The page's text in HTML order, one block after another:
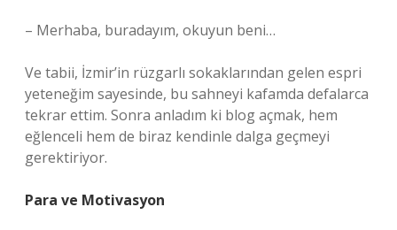
– Merhaba, buradayım, okuyun beni…
Ve tabii, İzmir’in rüzgarlı sokaklarından gelen espri
yeteneğim sayesinde, bu sahneyi kafamda defalarca
tekrar ettim. Sonra anladım ki blog açmak, hem
eğlenceli hem de biraz kendinle dalga geçmeyi
gerektiriyor.
Para ve Motivasyon